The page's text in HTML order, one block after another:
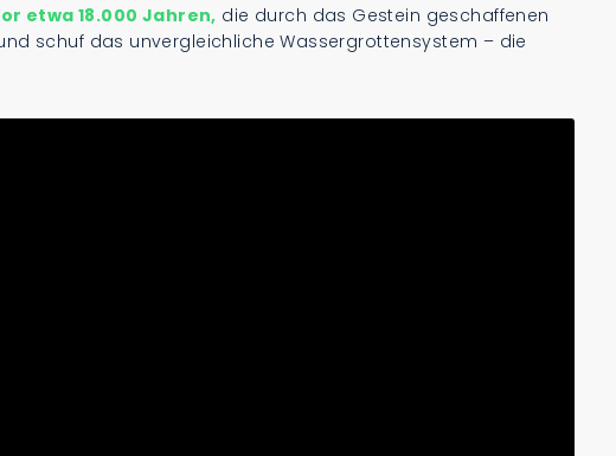
etwa 18.000 Jahren, die durch das Gestein geschaffenen
schuf das unvergleichliche Wassergrottensystem – die